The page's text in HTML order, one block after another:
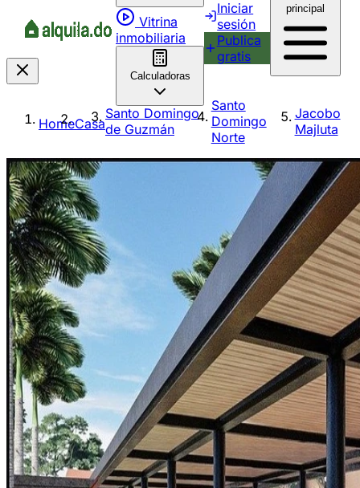
Vitrina
inmobiliaria
Calculadoras
Iniciar
sesión
Publica
gratis
principal
HomeCasa
Santo Domingo
de Guzmán
Santo
Domingo
Norte
Jacobo
Majluta